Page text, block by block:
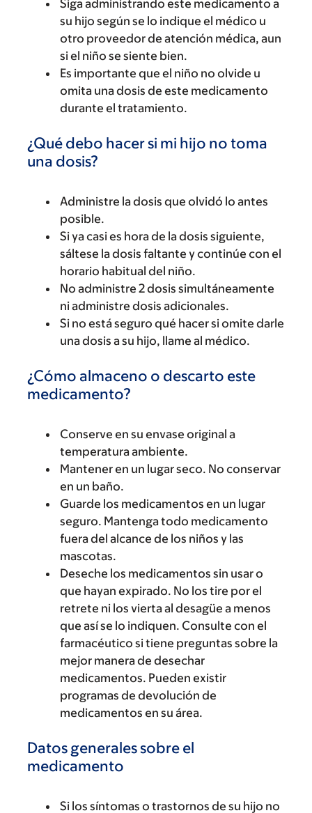
Siga administrando este medicamento a
su hijo según se lo indique el médico u
otro proveedor de atención médica, aun
si el niño se siente bien.
Es importante que el niño no olvide u
omita una dosis de este medicamento
durante el tratamiento.
¿Qué debo hacer si mi hijo no toma
una dosis?
Administre la dosis que olvidó lo antes
posible.
Si ya casi es hora de la dosis siguiente,
sáltese la dosis faltante y continúe con el
horario habitual del niño.
No administre 2 dosis simultáneamente
ni administre dosis adicionales.
Si no está seguro qué hacer si omite darle
una dosis a su hijo, llame al médico.
¿Cómo almaceno o descarto este
medicamento?
Conserve en su envase original a
temperatura ambiente.
Mantener en un lugar seco. No conservar
en un baño.
Guarde los medicamentos en un lugar
seguro. Mantenga todo medicamento
fuera del alcance de los niños y las
mascotas.
Deseche los medicamentos sin usar o
que hayan expirado. No los tire por el
retrete ni los vierta al desagüe a menos
que así se lo indiquen. Consulte con el
farmacéutico si tiene preguntas sobre la
mejor manera de desechar
medicamentos. Pueden existir
programas de devolución de
medicamentos en su área.
Datos generales sobre el
medicamento
Si los síntomas o trastornos de su hijo no